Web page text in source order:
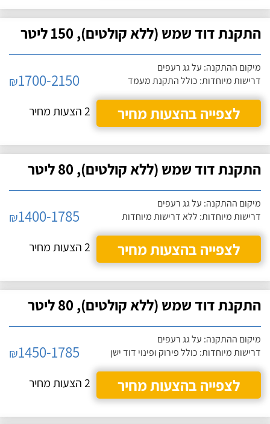
התקנת דוד שמש (ללא קולטים), 150 ליטר
מיקום ההתקנה: על גג רעפים
דרישות מיוחדות: כולל התקנת מעמד
₪1700-2150
לצפייה בהצעות מחיר
2 הצעות מחיר
התקנת דוד שמש (ללא קולטים), 80 ליטר
מיקום ההתקנה: על גג רעפים
דרישות מיוחדות: ללא דרישות מיוחדות
₪1400-1785
לצפייה בהצעות מחיר
2 הצעות מחיר
התקנת דוד שמש (ללא קולטים), 80 ליטר
מיקום ההתקנה: על גג רעפים
דרישות מיוחדות: כולל פירוק ופינוי דוד ישן
₪1450-1785
לצפייה בהצעות מחיר
2 הצעות מחיר